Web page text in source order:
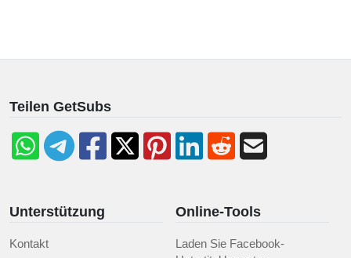
Unterstützung
Kontakt
Online-Tools
Laden Sie Facebook-
Teilen GetSubs